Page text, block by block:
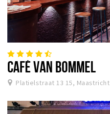
CAFÉ VAN BOMMEL
Platielstraat 13 15, Maastricht